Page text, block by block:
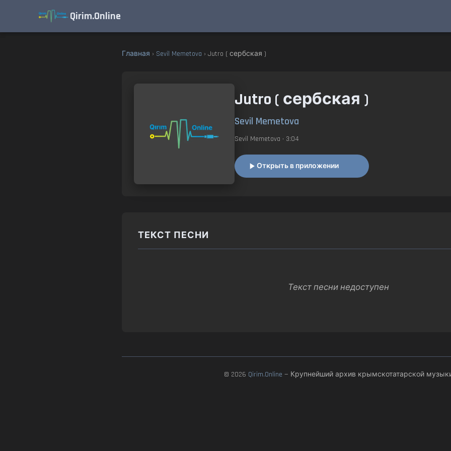
Qirim.Online
Главная › Sevil Memetova › Jutro ( сербская )
Jutro ( сербская )
Sevil Memetova
Sevil Memetova • 3:04
Открыть в приложении
ТЕКСТ ПЕСНИ
Текст песни недоступен
© 2026 Qirim.Online — Крупнейший архив крымскотатарской